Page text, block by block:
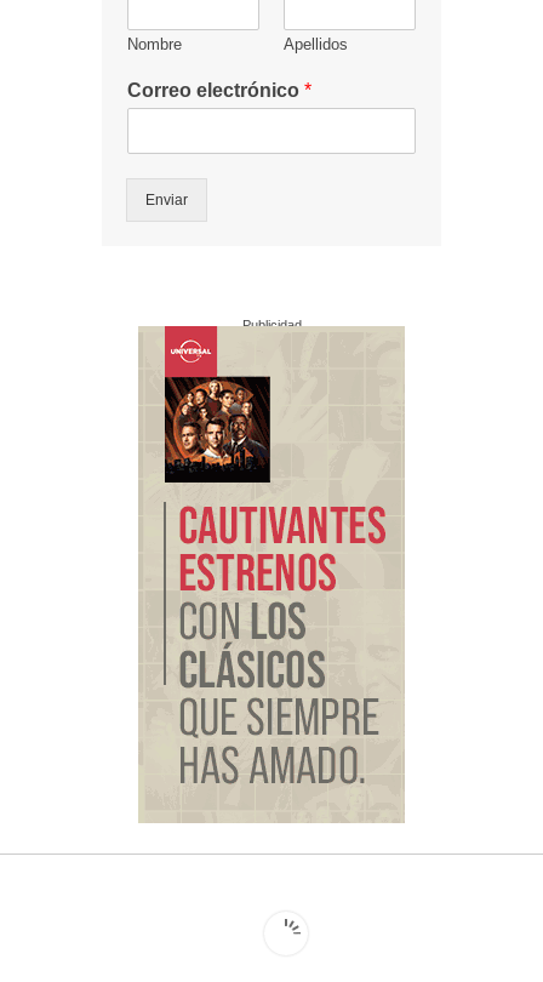
Nombre Apellidos
Correo electrónico *
Enviar
Publicidad